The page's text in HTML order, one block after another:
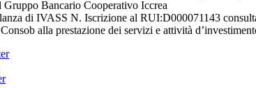
Gruppo Bancario Cooperativo Iccrea
di IVASS N. Iscrizione al RUI:D000071143
alla prestazione dei servizi e attività